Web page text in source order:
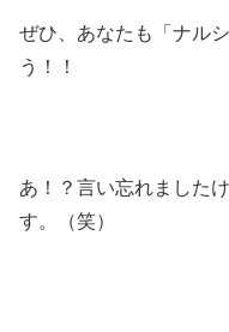
ぜひ、あなたも「ナル
う！！
あ！？言い忘れました
す。（笑）